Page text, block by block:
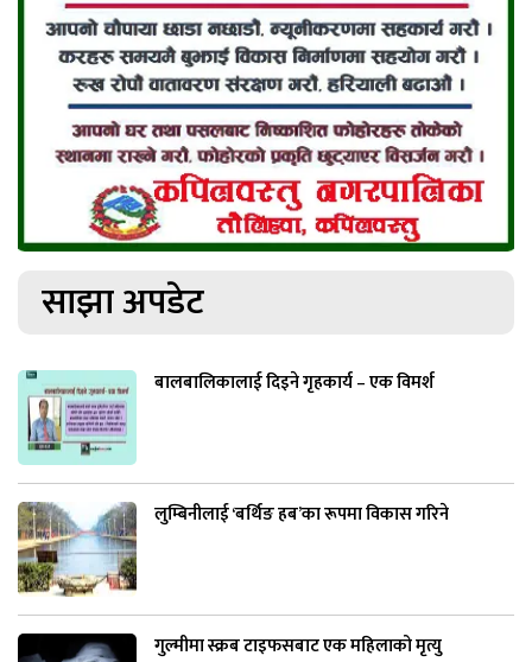
साझा अपडेट
बालबालिकालाई दिइने गृहकार्य – एक विमर्श
लुम्बिनीलाई ‘बर्थिङ हब’का रूपमा विकास गरिने
गुल्मीमा स्क्रब टाइफसबाट एक महिलाको मृत्यु